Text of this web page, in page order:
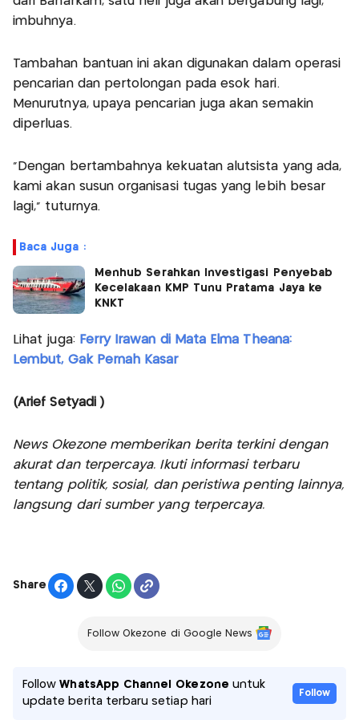
imbuhnya.
Tambahan bantuan ini akan digunakan dalam operasi
pencarian dan pertolongan pada esok hari.
Menurutnya, upaya pencarian juga akan semakin
diperluas.
"Dengan bertambahnya kekuatan alutsista yang ada,
kami akan susun organisasi tugas yang lebih besar
lagi," tuturnya.
Baca Juga :
Menhub Serahkan Investigasi Penyebab
Kecelakaan KMP Tunu Pratama Jaya ke
KNKT
Lihat juga: Ferry Irawan di Mata Elma Theana:
Lembut, Gak Pernah Kasar
(Arief Setyadi )
News Okezone memberikan berita terkini dengan
akurat dan terpercaya. Ikuti informasi terbaru
tentang politik, sosial, dan peristiwa penting lainnya,
langsung dari sumber yang terpercaya.
Share
Follow Okezone di Google News
FollowWhatsApp Channel Okezone untuk
update berita terbaru setiap hari
Follow